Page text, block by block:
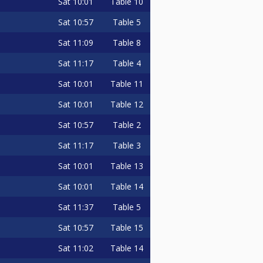
Sat 10:57 Table 5
Sat 11:09 Table 8
Sat 11:17 Table 4
Sat 10:01 Table 11
Sat 10:01 Table 12
Sat 10:57 Table 2
Sat 11:17 Table 3
Sat 10:01 Table 13
Sat 10:01 Table 14
Sat 11:37 Table 5
Sat 10:57 Table 15
Sat 11:02 Table 14